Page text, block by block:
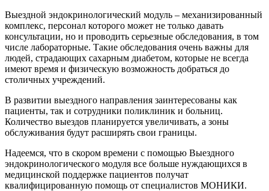
Выездной эндокринологический модуль – механизированный
комплекс, персонал которого может не только давать
консультации, но и проводить серьезные обследования, в том
числе лабораторные. Такие обследования очень важны для
людей, страдающих сахарным диабетом, которые не всегда
имеют время и физическую возможность добраться до
столичных учреждений.
В развитии выездного направления заинтересованы как
пациенты, так и сотрудники поликлиник и больниц.
Количество выездов планируется увеличивать, а зоны
обслуживания будут расширять свои границы.
Надеемся, что в скором времени с помощью Выездного
эндокринологического модуля все больше нуждающихся в
медицинской поддержке пациентов получат
квалифицированную помощь от специалистов МОНИКИ.